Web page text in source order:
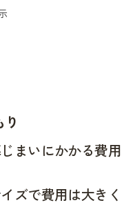
まいにかかる費用
ズで費用は大きく